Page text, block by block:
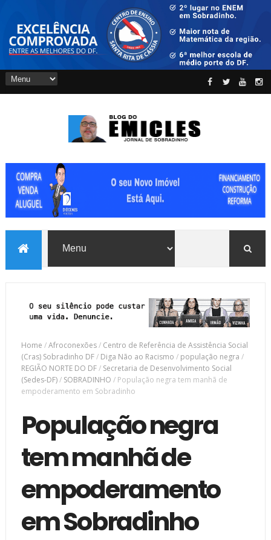
Home /Afroconexões/ Centro de Referência de Assistência Social
(Cras) Sobradinho DF/ Diga Não ao Racismo / população negra /
REGIÃO NORTE DO DF/ Secretaria de Desenvolvimento Social
(Sedes-DF)/ SOBRADINHO / População negra tem manhã de
empoderamento em Sobradinho
População negra
tem manhã de
empoderamento
em Sobradinho